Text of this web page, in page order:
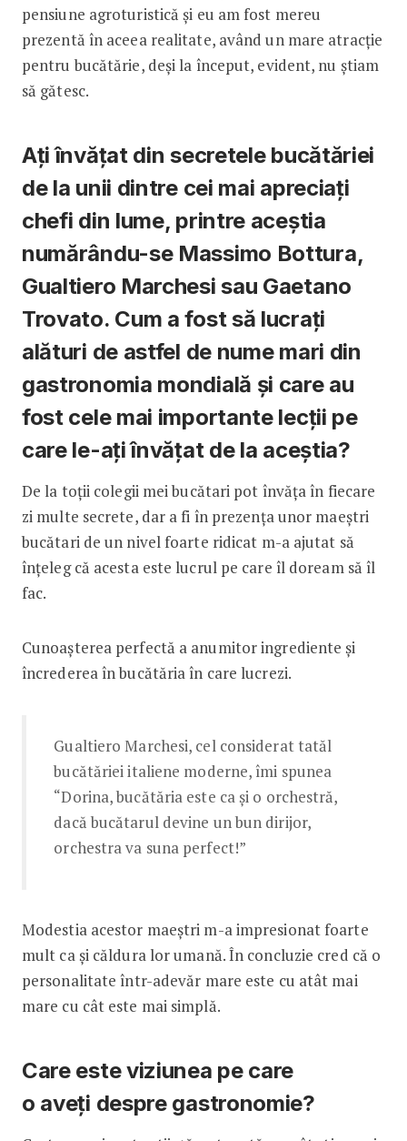
pensiune agroturistică și eu am fost mereu
prezentă în aceea realitate, având un mare atracție
pentru bucătărie, deși la început, evident, nu știam
să gătesc.
Ați învățat din secretele bucătăriei
de la unii dintre cei mai apreciați
chefi din lume, printre aceștia
numărându-se Massimo Bottura,
Gualtiero Marchesi sau Gaetano
Trovato. Cum a fost să lucrați
alături de astfel de nume mari din
gastronomia mondială și care au
fost cele mai importante lecții pe
care le-ați învățat de la aceștia?
De la toții colegii mei bucătari pot învăța în fiecare
zi multe secrete, dar a fi în prezența unor maeștri
bucătari de un nivel foarte ridicat m-a ajutat să
înțeleg că acesta este lucrul pe care îl doream să îl
fac.
Cunoașterea perfectă a anumitor ingrediente și
încrederea în bucătăria în care lucrezi.
Gualtiero Marchesi, cel considerat tatăl
bucătăriei italiene moderne, îmi spunea
“Dorina, bucătăria este ca și o orchestră,
dacă bucătarul devine un bun dirijor,
orchestra va suna perfect!”
Modestia acestor maeștri m-a impresionat foarte
mult ca și căldura lor umană. În concluzie cred că o
personalitate într-adevăr mare este cu atât mai
mare cu cât este mai simplă.
Care este viziunea pe care
o aveți despre gastronomie?